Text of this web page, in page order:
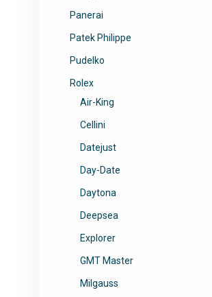
Panerai
Patek Philippe
Pudelko
Rolex
Air-King
Cellini
Datejust
Day-Date
Daytona
Deepsea
Explorer
GMT Master
Milgauss